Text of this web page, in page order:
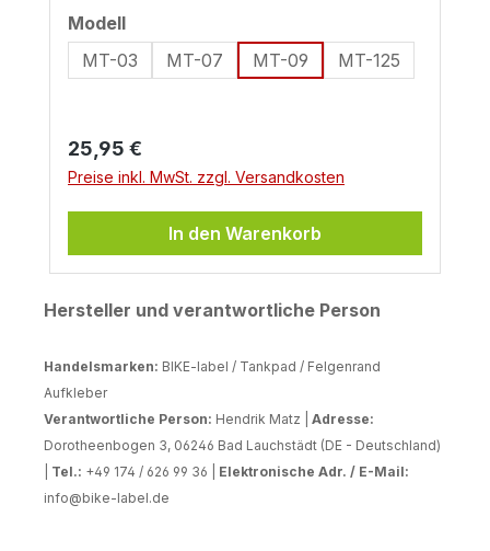
(Streifenbreite - ca. 9 mm + 7 mm)
Modellauswählen
MT-03
MT-07 MT-09 MT-125
Regulärer Preis:
25,95 €
Preise inkl. MwSt. zzgl. Versandkosten
In den Warenkorb
Hersteller und verantwortliche Person
Handelsmarken: BIKE-label / Tankpad / Felgenrand
Aufkleber
Verantwortliche Person: Hendrik Matz | Adresse:
Dorotheenbogen 3, 06246 Bad Lauchstädt (DE - Deutschland)
Tel.: +49 174 / 626 99 36 | Elektronische Adr. / E-Mail:
info@bike-label.de